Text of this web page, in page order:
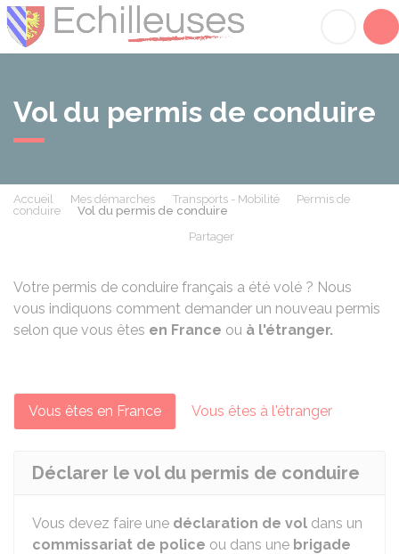
Vol du permis de conduire
Accueil Mes démarches Transports - Mobilité
Permis de
conduire
Vol du permis de conduire
Partager
Votre permis de conduire français a été volé ? Nous
vous indiquons comment demander un nouveau permis
selon que vous êtes en France ou à l'étranger.
Vous êtes en France Vous êtes à l'étranger
Déclarer le vol du permis de conduire
Vous devez faire une déclaration de vol dans un
commissariat de police ou dans une brigade